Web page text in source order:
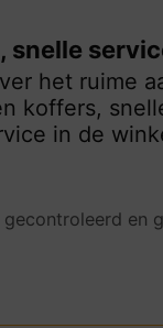
snelle
het ruime
koffers,
in de
en